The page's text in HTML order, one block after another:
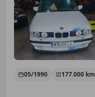
05/1990 177.000 km